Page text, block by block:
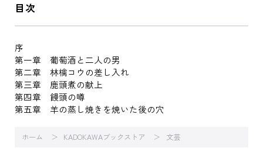
目次
序
第一章 葡萄酒と二人の男
第二章 林檎コウの差し入れ
第三章 鹿頭煮の献上
第四章 饅頭の噂
第五章 羊の蒸し焼きを焼いた後の穴
ホーム KADOKAWAブックストア 文芸